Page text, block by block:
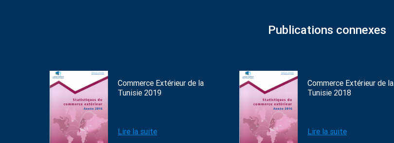
Publications connexes
Commerce Extérieur de la
Tunisie 2019
Lire la suite
Commerce Extérieur de la
Tunisie 2018
Lire la suite